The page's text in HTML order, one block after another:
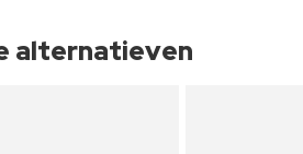
alternatieven